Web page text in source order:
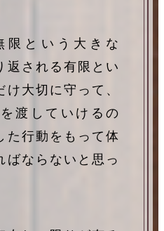
という大きな
返される有限とい
大切に守って、
渡していけるの
た行動をもって体
ばならないと思っ